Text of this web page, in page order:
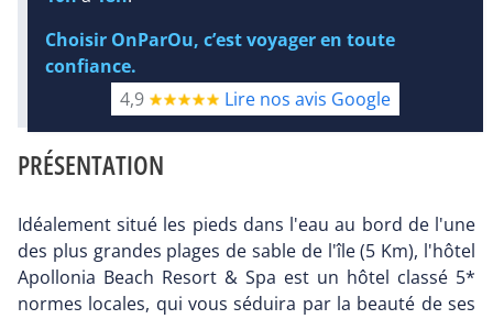
Détails
Diaporama
PRÉSENTATION
Idéalement situé les pieds dans l'eau au bord de l'une
des plus grandes plages de sable de l'île (5 Km), l'hôtel
Apollonia Beach Resort & Spa est un hôtel classé 5*
normes locales, qui vous séduira par la beauté de ses
Choisir OnParOu, c’est voyager en toute
confiance.
4,9
Lire nos avis Google